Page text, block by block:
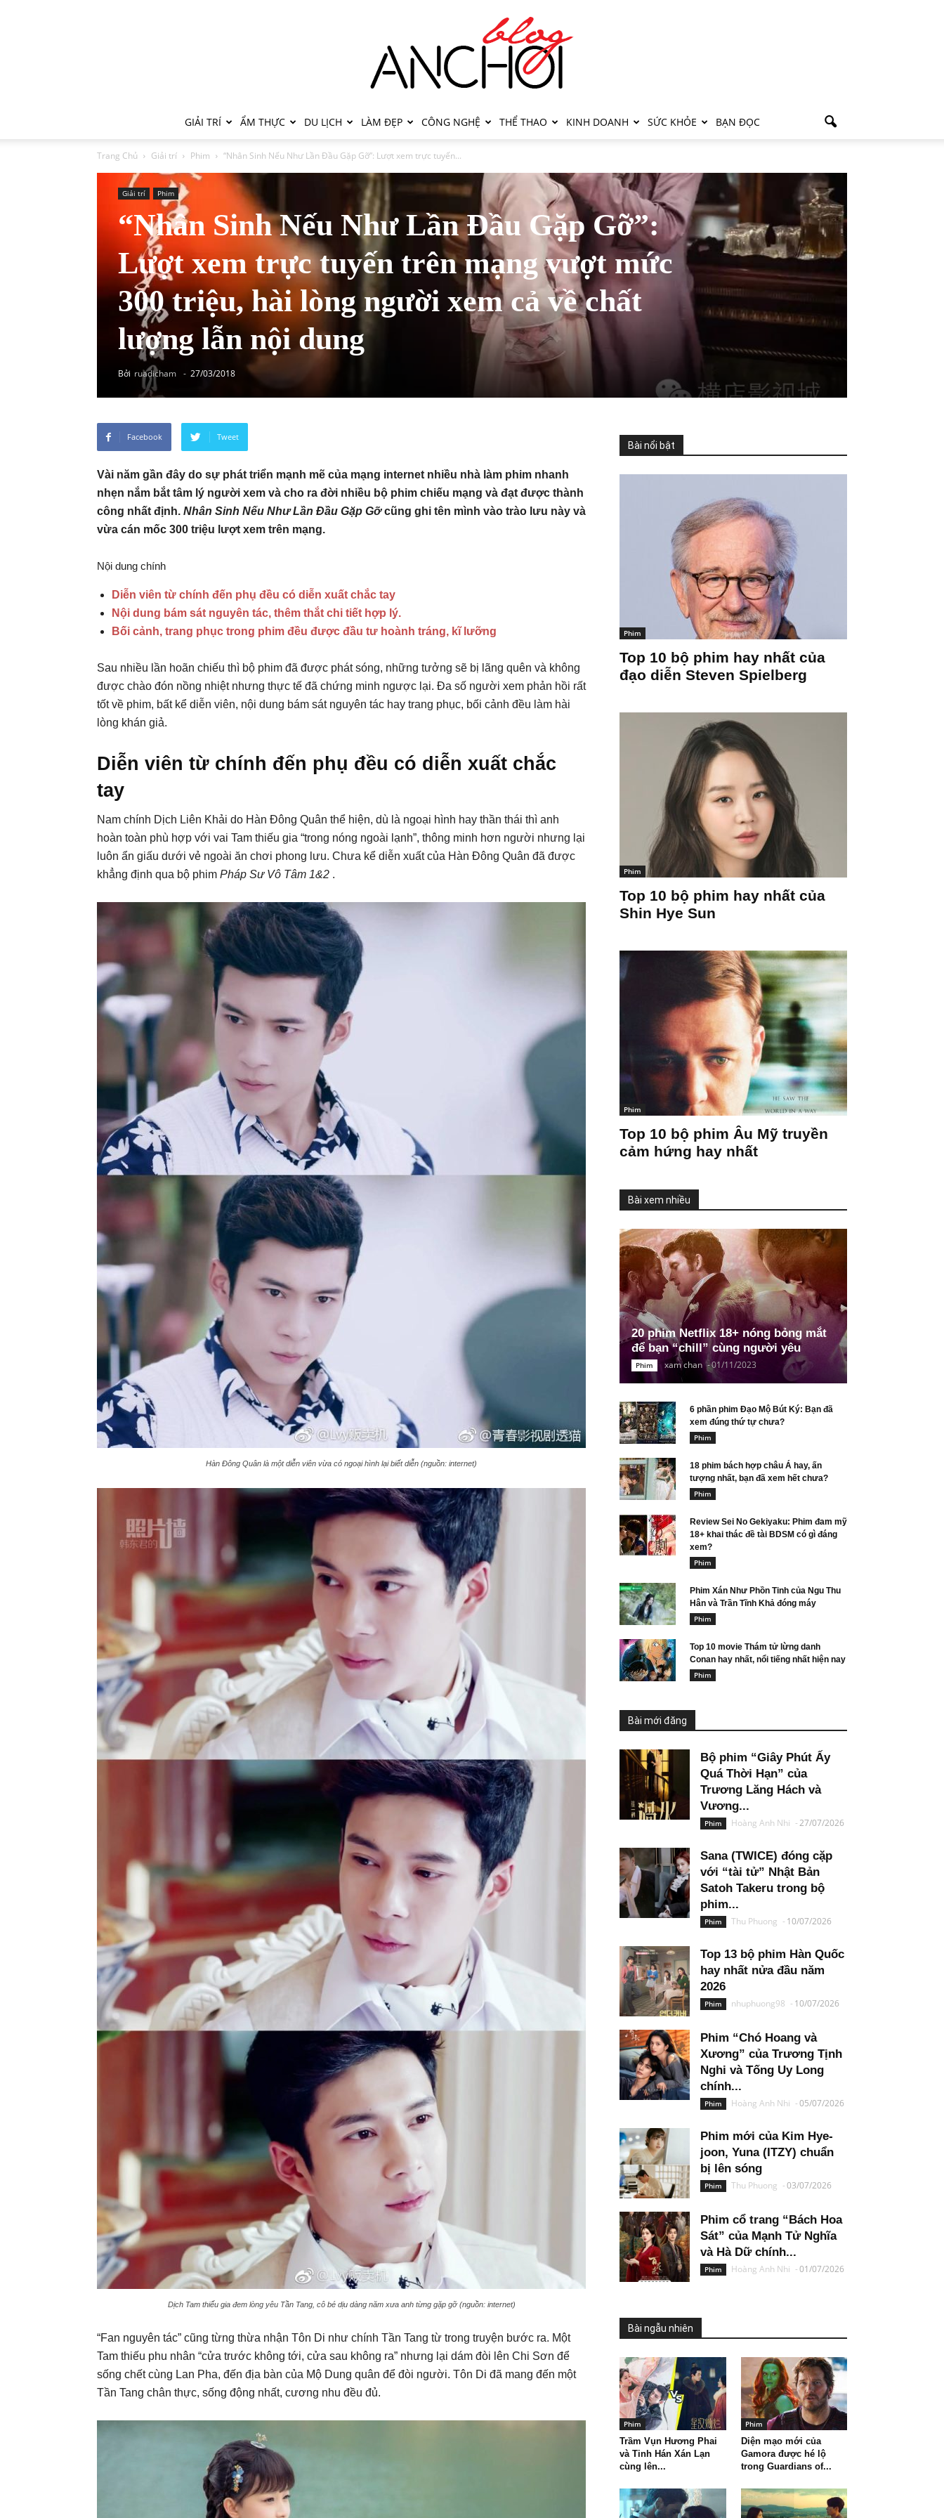
GIẢI TRÍ ẨM THỰC DU LỊCH LÀM ĐẸP CÔNG NGHỆ THỂ THAO KINH DOANH SỨC KHỎE BẠN ĐỌC
Trang Chủ Giải trí Phim “Nhân Sinh Nếu Như Lần Đầu Gặp Gỡ”: Lượt xem trực tuyến...
Giải trí Phim
“Nhân Sinh Nếu Như Lần Đầu Gặp Gỡ”:
Lượt xem trực tuyến trên mạng vượt mức
300 triệu, hài lòng người xem cả về chất
lượng lẫn nội dung
Bởi ruadicham - 27/03/2018
Facebook Tweet
Vài năm gần đây do sự phát triển mạnh mẽ của mạng internet nhiều nhà làm phim nhanh
nhẹn nắm bắt tâm lý người xem và cho ra đời nhiều bộ phim chiếu mạng và đạt được thành
công nhất định. Nhân Sinh Nếu Như Lần Đầu Gặp Gỡcũng ghi tên mình vào trào lưu này và
vừa cán mốc 300 triệu lượt xem trên mạng.
Nội dung chính
Diễn viên từ chính đến phụ đều có diễn xuất chắc tay
Nội dung bám sát nguyên tác, thêm thắt chi tiết hợp lý.
Bối cảnh, trang phục trong phim đều được đầu tư hoành tráng, kĩ lưỡng
Sau nhiều lần hoãn chiếu thì bộ phim đã được phát sóng, những tưởng sẽ bị lãng quên và không
được chào đón nồng nhiệt nhưng thực tế đã chứng minh ngược lại. Đa số người xem phản hồi rất
tốt về phim, bất kể diễn viên, nội dung bám sát nguyên tác hay trang phục, bối cảnh đều làm hài
lòng khán giả.
Diễn viên từ chính đến phụ đều có diễn xuất chắc
tay
Nam chính Dịch Liên Khải do Hàn Đông Quân thể hiện, dù là ngoại hình hay thần thái thì anh
hoàn toàn phù hợp với vai Tam thiếu gia “trong nóng ngoài lạnh”, thông minh hơn người nhưng lại
luôn ẩn giấu dưới vẻ ngoài ăn chơi phong lưu. Chưa kể diễn xuất của Hàn Đông Quân đã được
khẳng định qua bộ phim Pháp Sư Vô Tâm 1&2 .
Hàn Đông Quân là một diễn viên vừa có ngoại hình lại biết diễn (nguồn: internet)
Dịch Tam thiếu gia đem lòng yêu Tần Tang, cô bé dịu dàng năm xưa anh từng gặp gỡ (nguồn: internet)
“Fan nguyên tác” cũng từng thừa nhận Tôn Di như chính Tần Tang từ trong truyện bước ra. Một
Tam thiếu phu nhân “cửa trước không tới, cửa sau không ra” nhưng lại dám đòi lên Chi Sơn để
sống chết cùng Lan Pha, đến địa bàn của Mộ Dung quân để đòi người. Tôn Di đã mang đến một
Tần Tang chân thực, sống động nhất, cương nhu đều đủ.
Bài nổi bật
Phim
Top 10 bộ phim hay nhất của
đạo diễn Steven Spielberg
Phim
Top 10 bộ phim hay nhất của
Shin Hye Sun
Phim
Top 10 bộ phim Âu Mỹ truyền
cảm hứng hay nhất
Bài xem nhiều
20 phim Netflix 18+ nóng bỏng mắt
để bạn “chill” cùng người yêu
Phim xam chan -01/11/2023
6 phần phim Đạo Mộ Bút Ký: Bạn đã
xem đúng thứ tự chưa?
Phim
18 phim bách hợp châu Á hay, ấn
tượng nhất, bạn đã xem hết chưa?
Phim
Review Sei No Gekiyaku: Phim đam mỹ
18+ khai thác đề tài BDSM có gì đáng
xem?
Phim
Phim Xán Như Phồn Tinh của Ngu Thu
Hân và Trần Tĩnh Khả đóng máy
Phim
Top 10 movie Thám tử lừng danh
Conan hay nhất, nổi tiếng nhất hiện nay
Phim
Bài mới đăng
Bộ phim “Giây Phút Ấy
Quá Thời Hạn” của
Trương Lăng Hách và
Vương...
Phim Hoàng Anh Nhi -27/07/2026
Sana (TWICE) đóng cặp
với “tài tử” Nhật Bản
Satoh Takeru trong bộ
phim...
Phim Thu Phuong - 10/07/2026
Top 13 bộ phim Hàn Quốc
hay nhất nửa đầu năm
2026
Phim nhuphuong98 - 10/07/2026
Phim “Chó Hoang và
Xương” của Trương Tịnh
Nghi và Tống Uy Long
chính...
Phim Hoàng Anh Nhi -05/07/2026
Phim mới của Kim Hye-
joon, Yuna (ITZY) chuẩn
bị lên sóng
Phim Thu Phuong -03/07/2026
Phim cổ trang “Bách Hoa
Sát” của Mạnh Tử Nghĩa
và Hà Dữ chính...
Phim Hoàng Anh Nhi -01/07/2026
Bài ngẫu nhiên
Phim
Trầm Vụn Hương Phai
và Tinh Hán Xán Lạn
cùng lên...
Phim
Diện mạo mới của
Gamora được hé lộ
trong Guardians of...